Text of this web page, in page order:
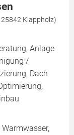
Klappholz)
Anlage
/
Dach